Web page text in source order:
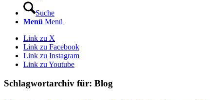
Suche
Menü Menü
Link zu X
Link zu Facebook
Link zu Instagram
Link zu Youtube
Schlagwortarchiv für: Blog